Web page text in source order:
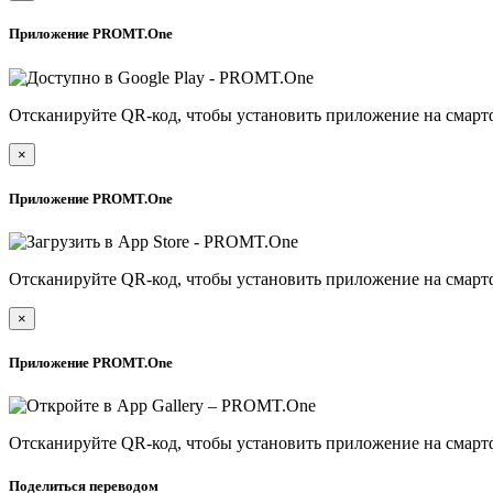
Приложение PROMT.One
Отсканируйте QR-код, чтобы установить приложение на
×
Приложение PROMT.One
Отсканируйте QR-код, чтобы установить приложение на
×
Приложение PROMT.One
Отсканируйте QR-код, чтобы установить приложение на
Поделиться переводом